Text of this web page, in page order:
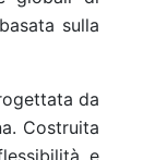
sulla
da
Costruita
e